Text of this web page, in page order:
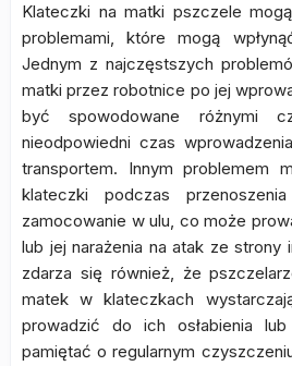
Klateczki na matki pszczele
problemami, które mogą
Jednym z najczęstszych
matki przez robotnice po jej
być spowodowane różnymi
nieodpowiedni czas
transportem. Innym problemem
klateczki podczas
zamocowanie w ulu, co może
lub jej narażenia na atak ze strony
zdarza się również, że
matek w klateczkach
prowadzić do ich osłabienia
pamiętać o regularnym